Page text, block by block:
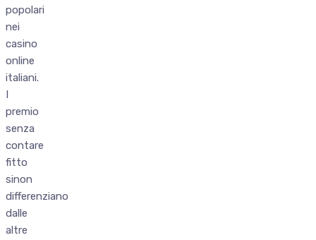
popolari
nei
casino
online
italiani.
I
premio
senza
contare
fitto
sinon
differenziano
dalle
altre